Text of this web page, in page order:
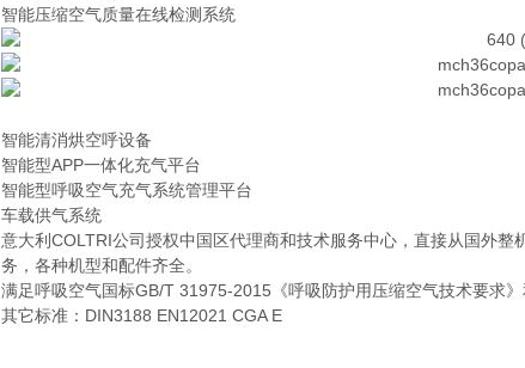
智能压缩空气质量在线检测系统
智能清消烘空呼设备
智能型APP一体化充气平台
智能型呼吸空气充气系统管理平台
车载供气系统
意大利COLTRI公司授权中国区代理商和技术服务中心，直接从国外整
务，各种机型和配件齐全。
满足呼吸空气国标GB/T 31975-2015《呼吸防护用压缩空气技术要求
其它标准：DIN3188 EN12021 CGA E